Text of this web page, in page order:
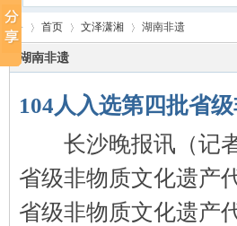
首页
›
文泽潇湘
›
湖南非遗
湖南非遗
104人入选第四批省
长沙晚报讯（记者
省级非物质文化遗
省级非物质文化遗产